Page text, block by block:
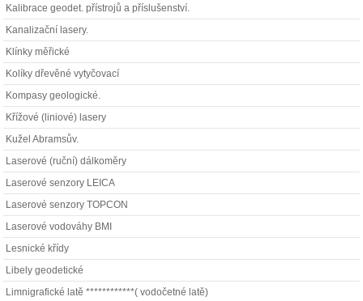
Kalibrace geodet. přístrojů a příslušenství.
Kanalizační lasery.
Klínky měřické
Kolíky dřevěné vytyčovací
Kompasy geologické.
Křížové (liniové) lasery
Kužel Abramsův.
Laserové (ruční) dálkoměry
Laserové senzory LEICA
Laserové senzory TOPCON
Laserové vodováhy BMI
Lesnické křídy
Libely geodetické
Limnigrafické latě ************( vodočetné latě)